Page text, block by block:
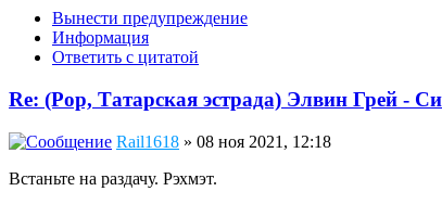
Вынести предупреждение
Информация
Ответить с цитатой
Re: (Pop, Татарская эстрада) Элвин Грей -
Rail1618 » 08 ноя 2021, 12:18
Встаньте на раздачу. Рэхмэт.